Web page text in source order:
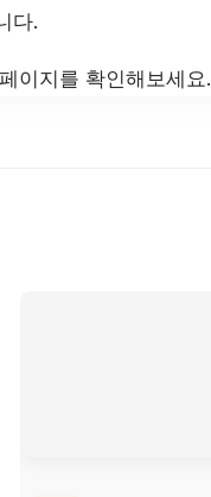
다.
이지를 확인해보세요.